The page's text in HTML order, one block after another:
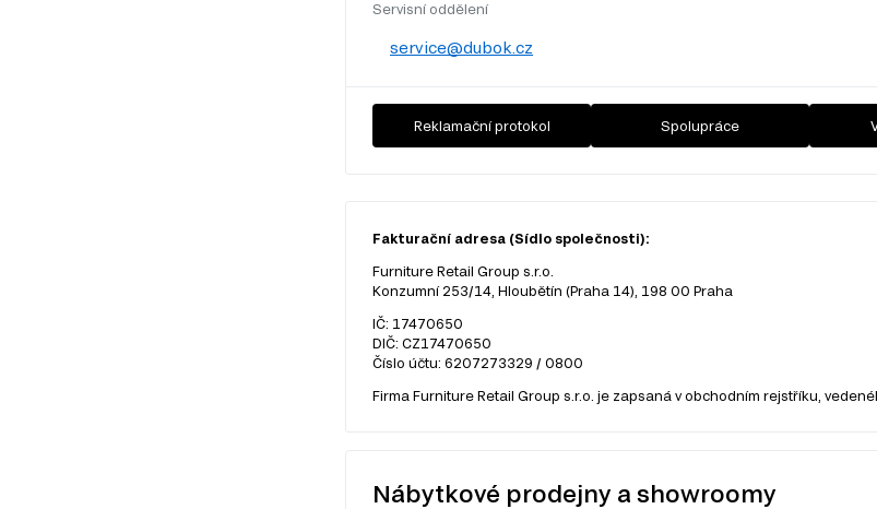
Servisní oddělení
service@dubok.cz
Reklamační protokol Spolupráce
Fakturační adresa (Sídlo společnosti):
Furniture Retail Group s.r.o.
Konzumní 253/14, Hloubětín (Praha 14), 198 00 Praha
IČ: 17470650
DIČ: CZ17470650
Číslo účtu: 6207273329 / 0800
Firma Furniture Retail Group s.r.o. je zapsaná v obchodním rejstříku,
Nábytkové prodejny a showroomy